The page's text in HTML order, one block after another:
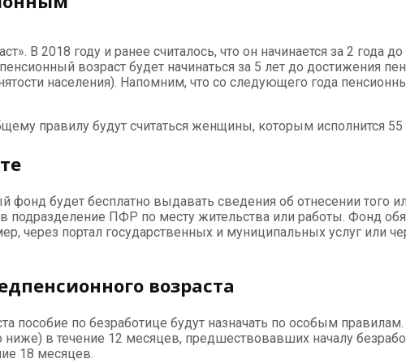
В 2018 году и ранее считалось, что он начинается за 2 года
возраст будет начинаться за 5 лет до достижения
населения). Напомним, что со следующего года
правилу будут считаться женщины, которым исполнится
фонд будет бесплатно выдавать сведения об отнесении того
подразделение ПФР по месту жительства или работы. Фонд
через портал государственных и муниципальных услуг или
возраста
пособие по безработице будут назначать по особым
в течение 12 месяцев, предшествовавших началу
18 месяцев.